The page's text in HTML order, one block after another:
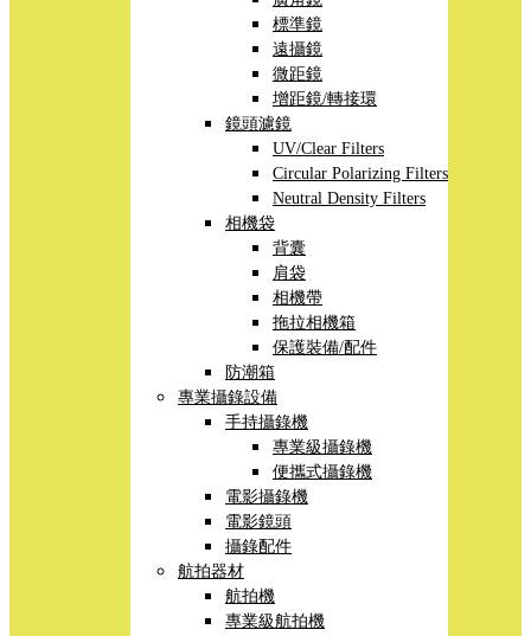
標準鏡
遠攝鏡
微距鏡
增距鏡/轉接環
鏡頭濾鏡
UV/Clear Filters
Circular Polarizing Filters
Neutral Density Filters
相機袋
背囊
肩袋
相機帶
拖拉相機箱
保護裝備/配件
防潮箱
專業攝錄設備
手持攝錄機
專業級攝錄機
便攜式攝錄機
電影攝錄機
電影鏡頭
攝錄配件
航拍器材
航拍機
專業級航拍機